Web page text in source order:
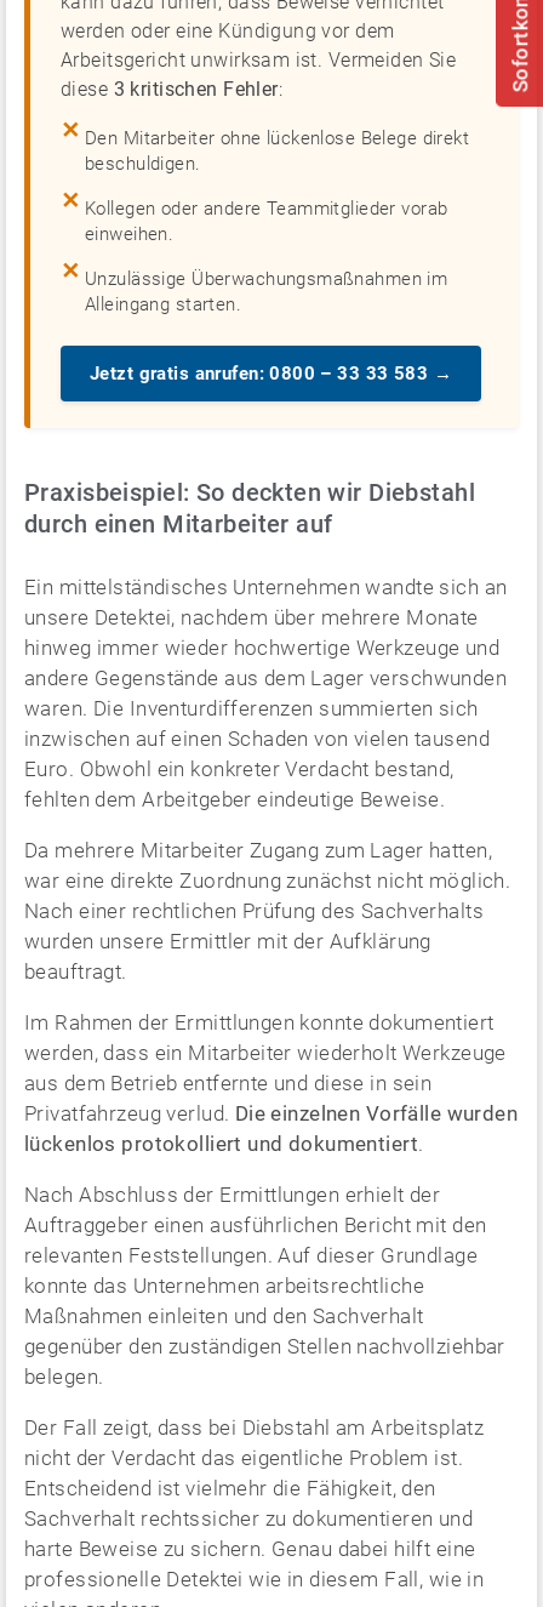
werden oder eine Kündigung vor dem
Arbeitsgericht unwirksam ist. Vermeiden Sie
diese 3 kritischen Fehler:
✕ Den Mitarbeiter ohne lückenlose Belege direkt
beschuldigen.
✕ Kollegen oder andere Teammitglieder vorab
einweihen.
✕ Unzulässige Überwachungsmaßnahmen im
Alleingang starten.
Jetzt gratis anrufen: 0800 – 33 33 583 →
Praxisbeispiel: So deckten wir Diebstahl
durch einen Mitarbeiter auf
Ein mittelständisches Unternehmen wandte sich an
unsere Detektei, nachdem über mehrere Monate
hinweg immer wieder hochwertige Werkzeuge und
andere Gegenstände aus dem Lager verschwunden
waren. Die Inventurdifferenzen summierten sich
inzwischen auf einen Schaden von vielen tausend
Euro. Obwohl ein konkreter Verdacht bestand,
fehlten dem Arbeitgeber eindeutige Beweise.
Da mehrere Mitarbeiter Zugang zum Lager hatten,
war eine direkte Zuordnung zunächst nicht möglich.
Nach einer rechtlichen Prüfung des Sachverhalts
wurden unsere Ermittler mit der Aufklärung
beauftragt.
Im Rahmen der Ermittlungen konnte dokumentiert
werden, dass ein Mitarbeiter wiederholt Werkzeuge
aus dem Betrieb entfernte und diese in sein
Privatfahrzeug verlud. Die einzelnen Vorfälle wurden
lückenlos protokolliert und dokumentiert.
Nach Abschluss der Ermittlungen erhielt der
Auftraggeber einen ausführlichen Bericht mit den
relevanten Feststellungen. Auf dieser Grundlage
konnte das Unternehmen arbeitsrechtliche
Maßnahmen einleiten und den Sachverhalt
gegenüber den zuständigen Stellen nachvollziehbar
belegen.
Der Fall zeigt, dass bei Diebstahl am Arbeitsplatz
nicht der Verdacht das eigentliche Problem ist.
Entscheidend ist vielmehr die Fähigkeit, den
Sachverhalt rechtssicher zu dokumentieren und
harte Beweise zu sichern. Genau dabei hilft eine
professionelle Detektei wie in diesem Fall, wie in